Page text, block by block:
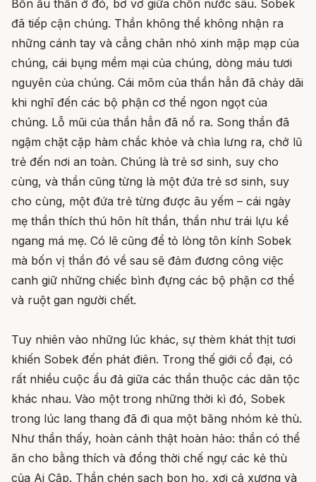
Bốn ấu thần ở đó, bơ vơ giữa chốn nước sâu. Sobek
đã tiếp cận chúng. Thần không thể không nhận ra
những cánh tay và cẳng chân nhỏ xinh mập mạp của
chúng, cái bụng mềm mại của chúng, dòng máu tươi
nguyên của chúng. Cái mõm của thần hẳn đã chảy dãi
khi nghĩ đến các bộ phận cơ thể ngon ngọt của
chúng. Lỗ mũi của thần hẳn đã nổ ra. Song thần đã
ngậm chặt cặp hàm chắc khỏe và chìa lưng ra, chở lũ
trẻ đến nơi an toàn. Chúng là trẻ sơ sinh, suy cho
cùng, và thần cũng từng là một đứa trẻ sơ sinh, suy
cho cùng, một đứa trẻ từng được âu yếm – cái ngày
mẹ thần thích thú hôn hít thần, thần như trái lựu kề
ngang má mẹ. Có lẽ cũng để tỏ lòng tôn kính Sobek
mà bốn vị thần đó về sau sẽ đảm đương công việc
canh giữ những chiếc bình đựng các bộ phận cơ thể
và ruột gan người chết.
Tuy nhiên vào những lúc khác, sự thèm khát thịt tươi
khiến Sobek đến phát điên. Trong thế giới cổ đại, có
rất nhiều cuộc ẩu đả giữa các thần thuộc các dân tộc
khác nhau. Vào một trong những thời kì đó, Sobek
trong lúc lang thang đã đi qua một băng nhóm kẻ thù.
Như thần thấy, hoàn cảnh thật hoàn hảo: thần có thể
ăn cho bằng thích và đồng thời chế ngự các kẻ thù
của Ai Cập. Thần chén sạch bọn họ, xơi cả xương và